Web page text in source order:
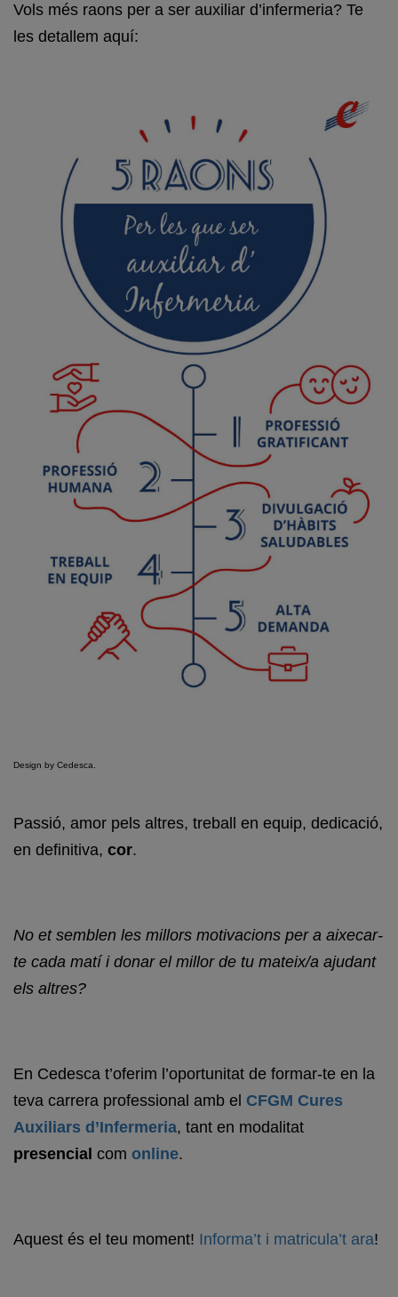
Vols més raons per a ser auxiliar d’infermeria? Te
les detallem aquí:
Design by Cedesca.
Passió, amor pels altres, treball en equip, dedicació,
en definitiva, cor.
No et semblen les millors motivacions per a aixecar-
te cada matí i donar el millor de tu mateix/a ajudant
els altres?
En Cedesca t’oferim l’oportunitat de formar-te en la
teva carrera professional amb el CFGM Cures
Auxiliars d’Infermeria, tant en modalitat
presencial com online.
Aquest és el teu moment! Informa’t i matricula’t ara!